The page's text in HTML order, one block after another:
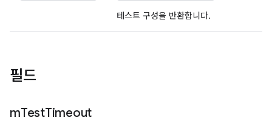
테스트 구성을 반환합니다.
필드
mTestTimeout